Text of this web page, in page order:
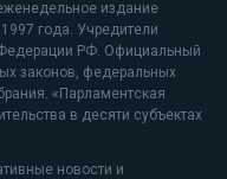
издание
года. Учредители
РФ. Официальный
законов, федеральных
«Парламентская
в десяти субъектах
новости и